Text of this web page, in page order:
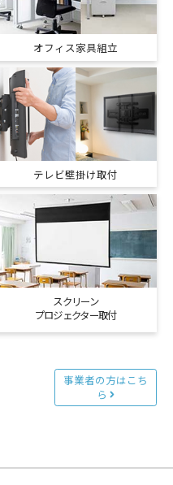
オフィス家具組立
テレビ壁掛け取付
スクリーン
プロジェクター取付
事業者の方はこち
ら